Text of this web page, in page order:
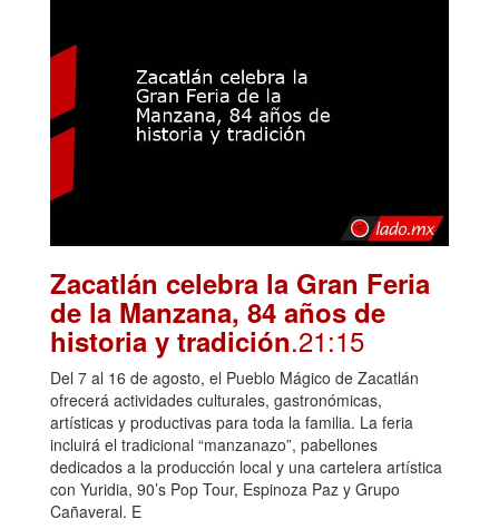
Zacatlán celebra la Gran Feria
de la Manzana, 84 años de
historia y tradición.21:15
Del 7 al 16 de agosto, el Pueblo Mágico de Zacatlán
ofrecerá actividades culturales, gastronómicas,
artísticas y productivas para toda la familia. La feria
incluirá el tradicional “manzanazo”, pabellones
dedicados a la producción local y una cartelera artística
con Yuridia, 90’s Pop Tour, Espinoza Paz y Grupo
Cañaveral. E